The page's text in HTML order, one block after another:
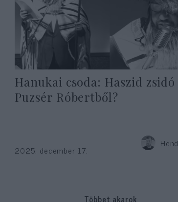
Hanukai csoda: Haszid
Puzsér Róbertből?
2025. december 17.
Többet akarok